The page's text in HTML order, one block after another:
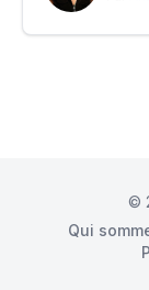
©
Qui